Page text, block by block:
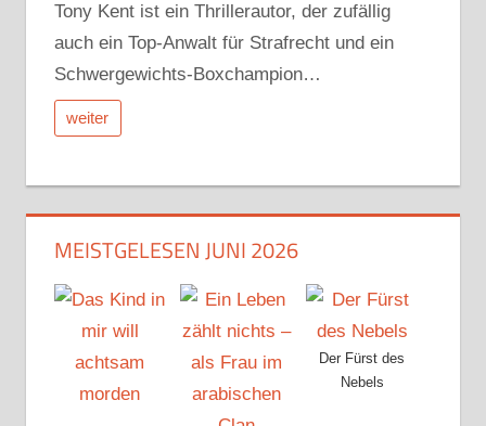
Tony Kent ist ein Thrillerautor, der zufällig
auch ein Top-Anwalt für Strafrecht und ein
Schwergewichts-Boxchampion…
weiter
MEISTGELESEN JUNI 2026
Der Fürst des
Nebels